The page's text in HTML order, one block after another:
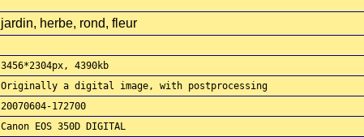
jardin, herbe, rond, fleur
3456*2304px, 4390kb
Originally a digital image, with postprocessing
20070604-172700
Canon EOS 350D DIGITAL